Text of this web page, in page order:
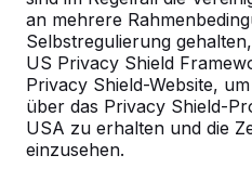
an mehrere
Selbstregulierung
US Privacy Shield
Privacy Shield-Website,
über das Privacy Shield-
USA zu erhalten und die
einzusehen.
+49 212 934 77 25
info@HeBlad.de